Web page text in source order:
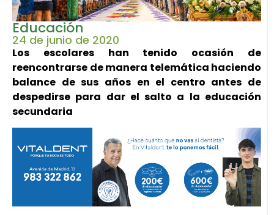
Educación
24 de junio de 2020
Los escolares han tenido ocasión de
reencontrarse de manera telemática haciendo
balance de sus años en el centro antes de
despedirse para dar el salto a la educación
secundaria